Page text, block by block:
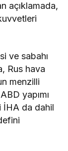
açıklamada,
ve sabahı
Rus hava
menzilli
yapımı
İHA da dahil